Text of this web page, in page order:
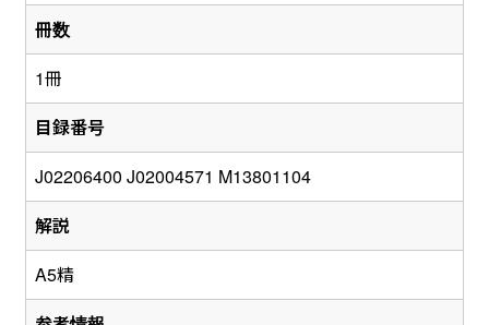
冊数
1冊
目録番号
J02206400 J02004571 M13801104
解説
A5精